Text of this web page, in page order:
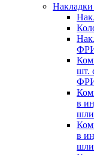
шт.
в
в